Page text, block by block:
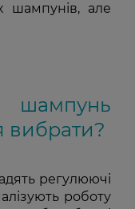
шампунів, але
шампунь
вибрати?
регулюючі
роботу